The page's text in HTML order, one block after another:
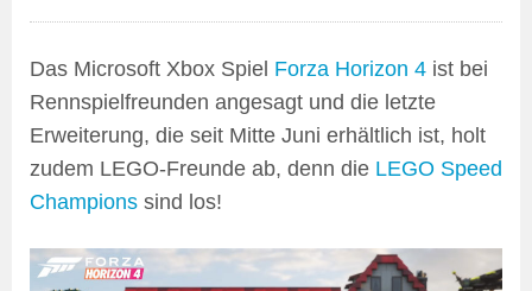
Das Microsoft Xbox Spiel Forza Horizon 4 ist bei
Rennspielfreunden angesagt und die letzte
Erweiterung, die seit Mitte Juni erhältlich ist, holt
zudem LEGO-Freunde ab, denn die LEGO Speed
Champions sind los!